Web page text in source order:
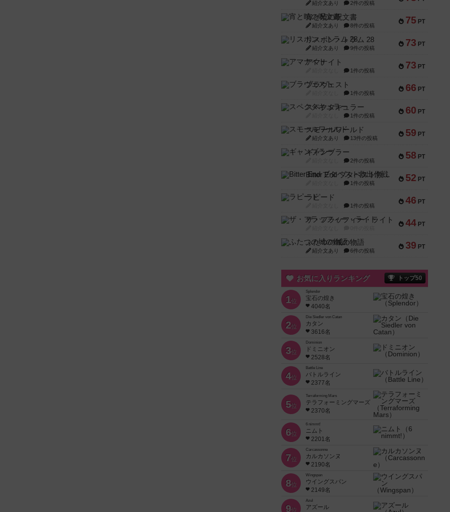
紹介文あり 2件の投稿
75 PT
宵と暁の呪文書
紹介文あり 8件の投稿
73 PT
リスボン・トラム 28
紹介文あり 9件の投稿
73 PT
アマナイト
1件の投稿
66 PT
ブラヴェスト
1件の投稿
60 PT
スペクタキュラー
1件の投稿
59 PT
スモールワールド
紹介文あり 13件の投稿
58 PT
ギャンブラー
2件の投稿
52 PT
Bitter End ブタペスト救出作戦
1件の投稿
46 PT
ラピード
1件の投稿
44 PT
ザ・フラッフィー・ライト
39 PT
ふたつの城の物語
紹介文あり 6件の投稿
お気に入りランキング トップ50
1位
Splendor
宝石の煌き
4040名
2位
Die Siedler von Catan
カタン
3616名
3位
Dominion
ドミニオン
2528名
4位
Battle Line
バトルライン
2377名
5位
Terraforming Mars
テラフォーミングマーズ
2370名
6位
6 nimmt!
ニムト
2201名
7位
Carcassonne
カルカソンヌ
2190名
8位
Wingspan
ウイングスパン
2149名
9位
Azul
アズール